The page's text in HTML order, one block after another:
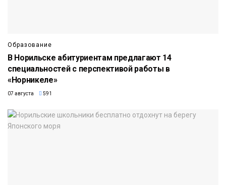
Образование
В Норильске абитуриентам предлагают 14
специальностей с перспективой работы в
«Норникеле»
07 августа 591